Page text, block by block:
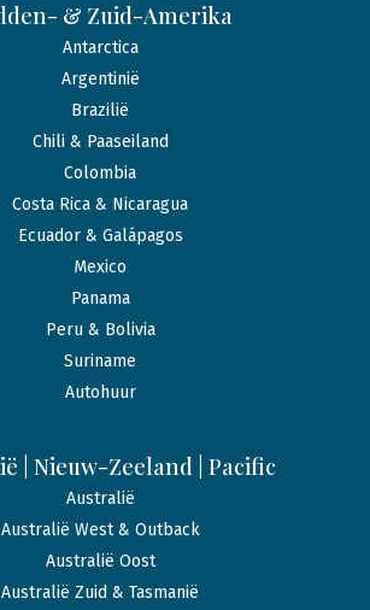
& Zuid-Amerika
Antarctica
Argentinië
Brazilië
Chili & Paaseiland
Colombia
Costa Rica & Nicaragua
Ecuador & Galápagos
Mexico
Panama
Peru & Bolivia
Suriname
Autohuur
| Nieuw-Zeeland | Pacific
Australië
Australië West & Outback
Australië Oost
Australië Zuid & Tasmanië